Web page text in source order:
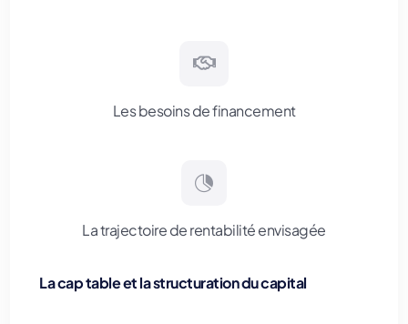

Les besoins de financement

La trajectoire de rentabilité envisagée
La cap table et la structuration du capital